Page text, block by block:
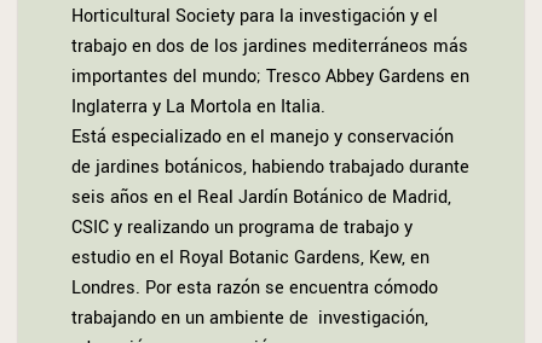
Horticultural Society para la investigación y el
trabajo en dos de los jardines mediterráneos más
importantes del mundo; Tresco Abbey Gardens en
Inglaterra y La Mortola en Italia.
Está especializadoen el manejo y conservación
de jardines botánicos, habiendo trabajado durante
seis años en el Real Jardín Botánico de Madrid,
CSIC y realizando un programa de trabajo y
estudio en el Royal Botanic Gardens, Kew, en
Londres. Por esta razón se encuentra cómodo
trabajando en un ambiente de investigación,